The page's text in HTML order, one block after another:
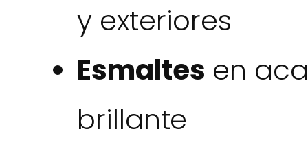
y exteriores
Esmaltes en
brillante